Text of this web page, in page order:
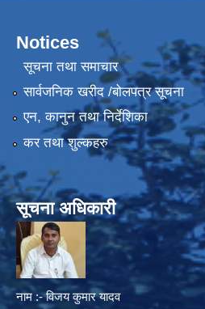
Notices
सूचना तथा समाचार
सार्वजनिक खरीद /बोलपत्र सूचना
एन, कानुन तथा निर्देशिका
कर तथा शुल्कहरु
सूचना अधिकारी
नाम :- विजय कुमार यादव